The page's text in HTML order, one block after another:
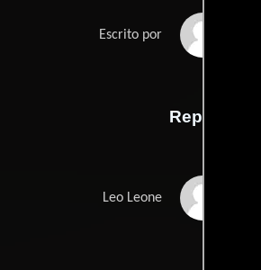
Escrito por
Reparto
Leo Leone